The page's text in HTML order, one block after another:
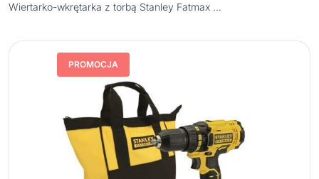
Wiertarko-wkrętarka z torbą Stanley Fatmax FMC601C2S 18V 2×1.3AH
PROMOCJA